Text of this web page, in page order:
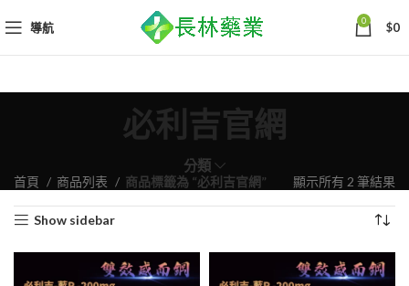
導航 0 $0
必利吉官網
分類
首頁 商品列表 商品標籤為 “必利吉官網” 顯示所有 2 筆結果
Show sidebar